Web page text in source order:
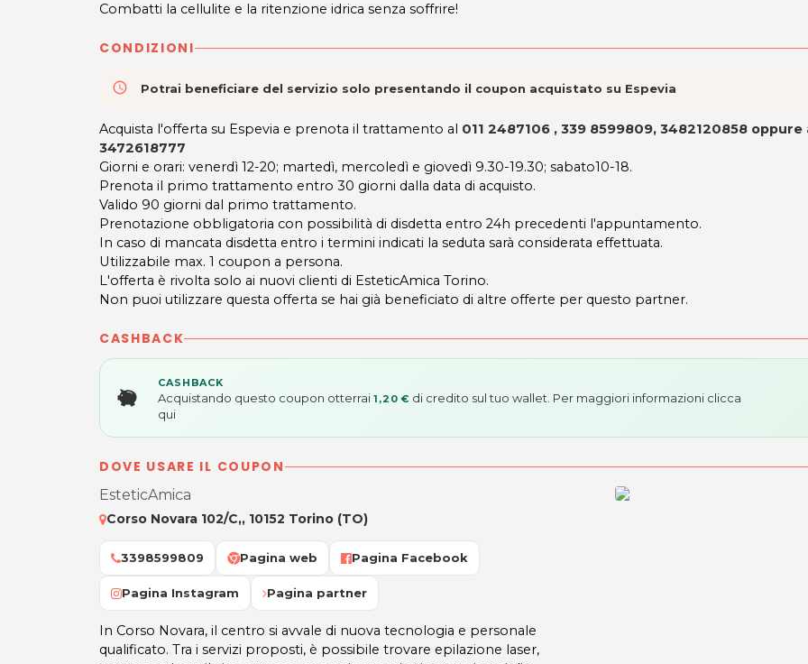
Combatti la cellulite e la ritenzione idrica senza soffrire!
CONDIZIONI
access_time Potrai beneficiare del servizio solo presentando il coupon acquistato su Espevia
Acquista l'offerta su Espevia e prenota il trattamento al 011 2487106 , 339 8599809, 3482120858 oppure
3472618777
Giorni e orari: venerdì 12-20; martedì, mercoledì e giovedì 9.30-19.30; sabato10-18.
Prenota il primo trattamento entro 30 giorni dalla data di acquisto.
Valido 90 giorni dal primo trattamento.
Prenotazione obbligatoria con possibilità di disdetta entro 24h precedenti l'appuntamento.
In caso di mancata disdetta entro i termini indicati la seduta sarà considerata effettuata.
Utilizzabile max. 1 coupon a persona.
L'offerta è rivolta solo ai nuovi clienti di EsteticAmica Torino.
Non puoi utilizzare questa offerta se hai già beneficiato di altre offerte per questo partner.
CASHBACK
CASHBACK
Acquistando questo coupon otterrai 1,20 € di credito sul tuo wallet. Per maggiori informazioni clicca
qui
DOVE USARE IL COUPON
EsteticAmica
Corso Novara 102/C,, 10152 Torino (TO)
3398599809 Pagina web Pagina Facebook
Pagina Instagram Pagina partner
In Corso Novara, il centro si avvale di nuova tecnologia e personale
qualificato. Tra i servizi proposti, è possibile trovare epilazione laser,